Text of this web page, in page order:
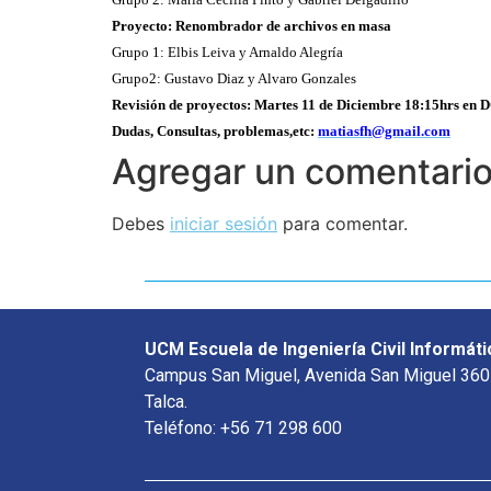
Proyecto: Renombrador de archivos en masa
Grupo 1: Elbis Leiva y Arnaldo Alegría
Grupo2: Gustavo Diaz y Alvaro Gonzales
Revisión de proyectos: Martes 11 de Diciembre 18:15hrs en
Dudas, Consultas, problemas,etc: matiasfh@gmail.com
Agregar un comentario
Debes iniciar sesión para comentar.
UCM Escuela de Ingeniería Civil
Campus San Miguel, Avenida San Miguel
Talca.
Teléfono: +56 71 298 600